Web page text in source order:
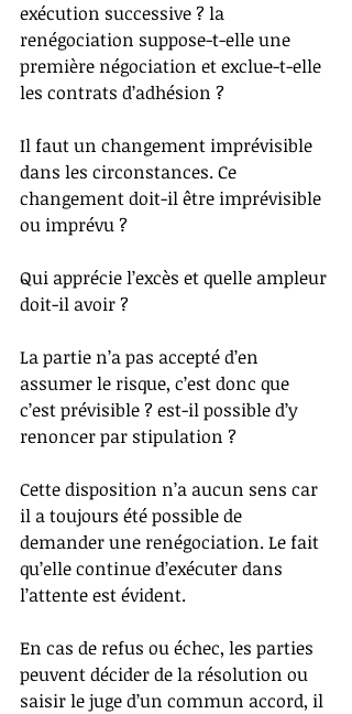
exécution successive ? la
renégociation suppose-t-elle une
première négociation et exclue-t-elle
les contrats d’adhésion ?
Il faut un changement imprévisible
dans les circonstances. Ce
changement doit-il être imprévisible
ou imprévu ?
Qui apprécie l’excès et quelle ampleur
doit-il avoir ?
La partie n’a pas accepté d’en
assumer le risque, c’est donc que
c’est prévisible ? est-il possible d’y
renoncer par stipulation ?
Cette disposition n’a aucun sens car
il a toujours été possible de
demander une renégociation. Le fait
qu’elle continue d’exécuter dans
l’attente est évident.
En cas de refus ou échec, les parties
peuvent décider de la résolution ou
saisir le juge d’un commun accord, il